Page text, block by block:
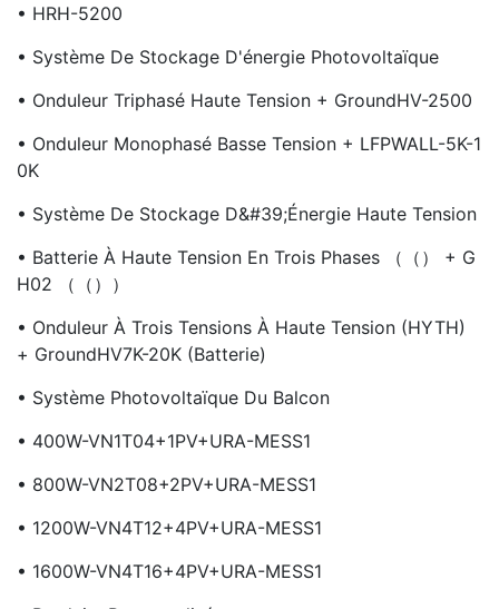
• HRH-5200
• Système De Stockage D'énergie Photovoltaïque
• Onduleur Triphasé Haute Tension + GroundHV-2500
• Onduleur Monophasé Basse Tension + LFPWALL-5K-1
0K
• Système De Stockage D&#39;énergie Haute Tension
• Batterie À Haute Tension En Trois Phases （（） + G
H02 （（））
• Onduleur À Trois Tensions À Haute Tension (HYTH)
+ GroundHV7K-20K (batterie)
• Système Photovoltaïque Du Balcon
• 400W-VN1T04+1PV+URA-MESS1
• 800W-VN2T08+2PV+URA-MESS1
• 1200W-VN4T12+4PV+URA-MESS1
• 1600W-VN4T16+4PV+URA-MESS1